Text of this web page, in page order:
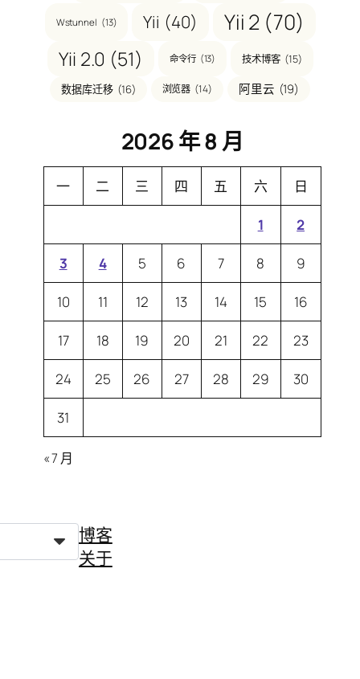
Wstunnel (13) Yii (40) Yii 2 (70)
Yii 2.0 (51) 命令行 (13) 技术博客 (15)
数据库迁移 (16) 浏览器 (14) 阿里云 (19)
2026 年 8 月
一 二 三 四 五 六 日
1 2
3 4 5 6 7 8 9
10 11 12 13 14 15 16
17 18 19 20 21 22 23
24 25 26 27 28 29 30
31
« 7 月
博客
关于